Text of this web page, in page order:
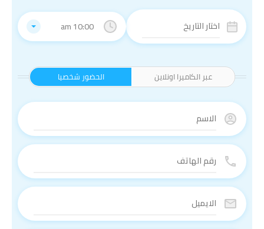
10:00 am
الحضور شخصيا عبر الكاميرا اونلاين